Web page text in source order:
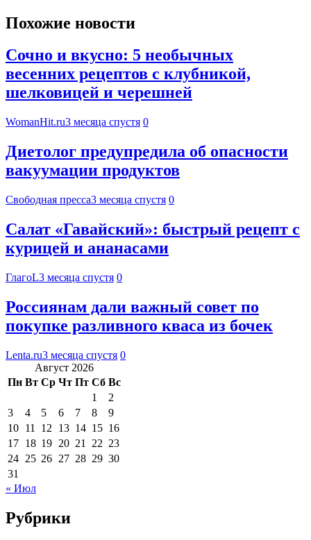
Похожие новости
Сочно и вкусно: 5 необычных
весенних рецептов с клубникой,
шелковицей и черешней
WomanHit.ru3 месяца спустя 0
Диетолог предупредила об опасности
вакуумации продуктов
Свободная пресса3 месяца спустя 0
Салат «Гавайский»: быстрый рецепт с
курицей и ананасами
ГлагоL3 месяца спустя 0
Россиянам дали важный совет по
покупке разливного кваса из бочек
Lenta.ru3 месяца спустя 0
Август 2026
Пн Вт Ср Чт Пт Сб Вс
1
2
3
4 5 6 7 8
9
10 11 12 13 14 15 16
17 18 19 20 21 22 23
24 25 26 27 28 29 30
31
« Июл
Рубрики